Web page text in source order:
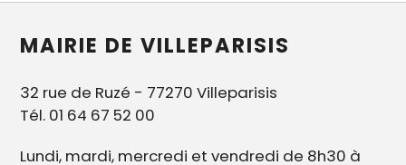
MAIRIE DE VILLEPARISIS
32 rue de Ruzé - 77270 Villeparisis
Tél. 01 64 67 52 00
Lundi, mardi, mercredi et vendredi de 8h30 à